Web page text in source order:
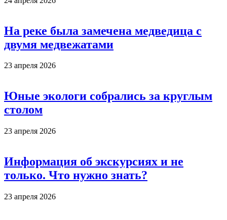
На реке была замечена медведица с
двумя медвежатами
23 апреля 2026
Юные экологи собрались за круглым
столом
23 апреля 2026
Информация об экскурсиях и не
только. Что нужно знать?
23 апреля 2026